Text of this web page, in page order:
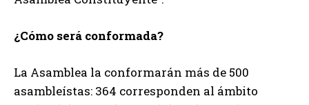
¿Cómo será conformada?
La Asamblea la conformarán más de 500
asambleístas: 364 corresponden al ámbito